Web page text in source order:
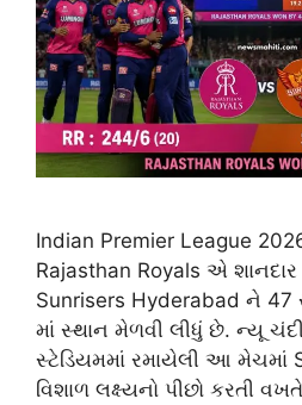
Indian Premier League
Rajasthan Royals એ શાનદાર
Sunrisers Hyderabad ને 47
માં સ્થાન મેળવી લીધું છે. ન્યૂ
સ્ટેડિયમમાં રમાયેલી આ મેચમાં
વિશાળ લક્ષ્યનો પીછો કરતી